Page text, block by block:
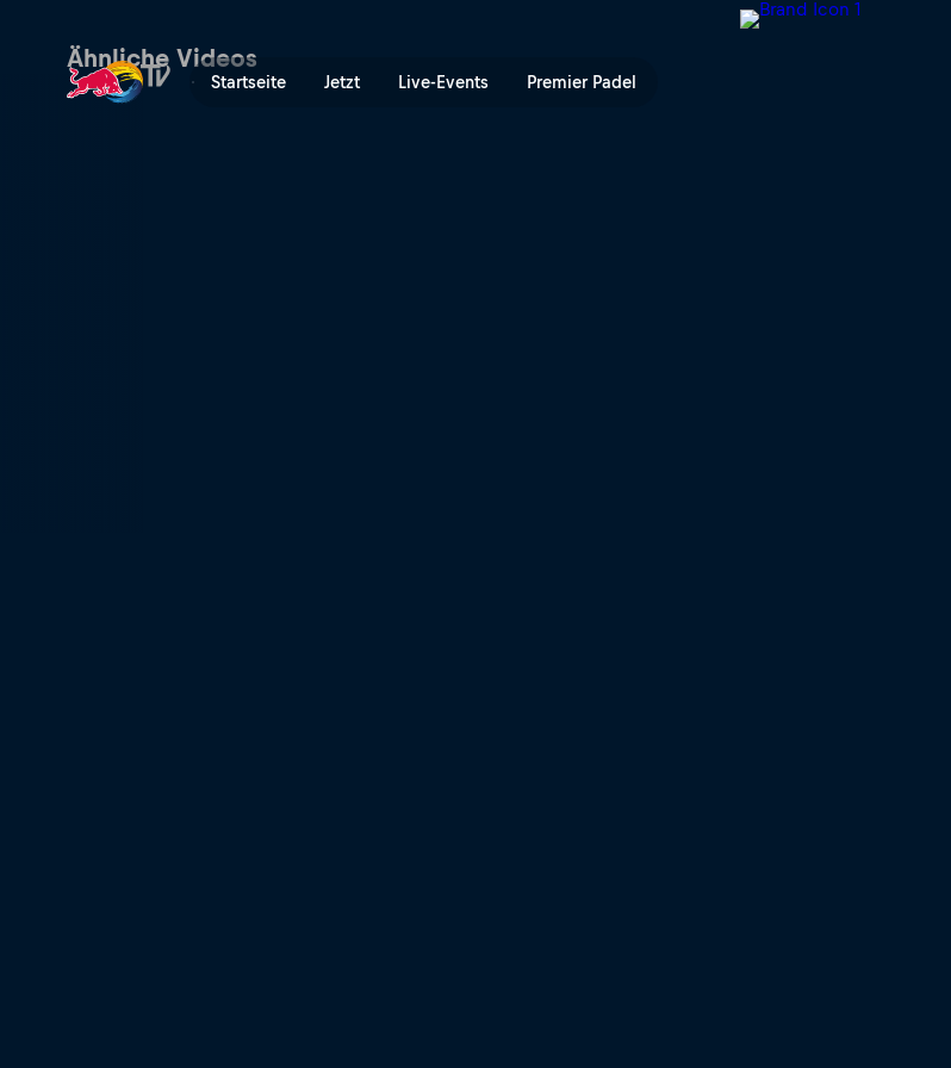
Startseite Jetzt Live-Events Premier Padel
Ähnliche Videos